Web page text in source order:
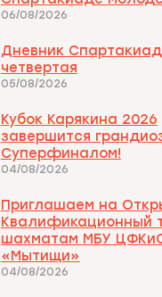
06/08/2026
Дневник
четвертая
05/08/2026
Кубок Карякина 2026
завершится
Суперфиналом!
04/08/2026
Приглашаем на
Квалификационный
шахматам МБУ
«Мытищи»
04/08/2026